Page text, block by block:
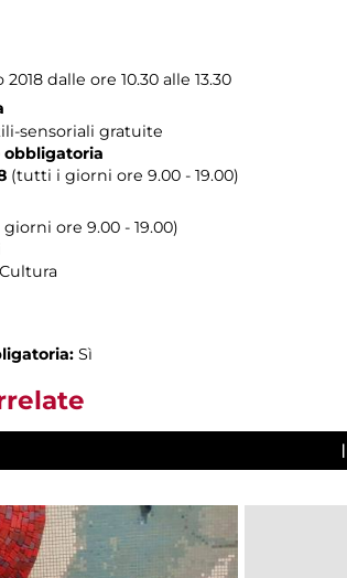
dalle ore 10.30 alle 13.30
sensoriali gratuite
obbligatoria
(tutti i giorni ore 9.00 - 19.00)
ore 9.00 - 19.00)
Sì